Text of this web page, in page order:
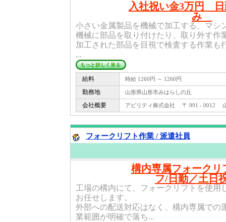
入社祝い金3万円 日
み
小さい金属製品を機械で加工する、マシ
機械に部品を取り付けたり、取り外す作
加工された部品を目視で検査する作業も
...
給料 時給 1260円 ～ 1260円
勤務地 山形県山形市みはらしの丘
会社概要 アビリティ株式会社 〒 991 - 0012 山
フォークリフト作業 / 派遣社員
構内専属フォークリ
フ/日勤／土日
工場の構内にて、フォークリフトを使用
お任せします。
外部への配送対応はなく、構内専属での
業範囲が明確で落ち...